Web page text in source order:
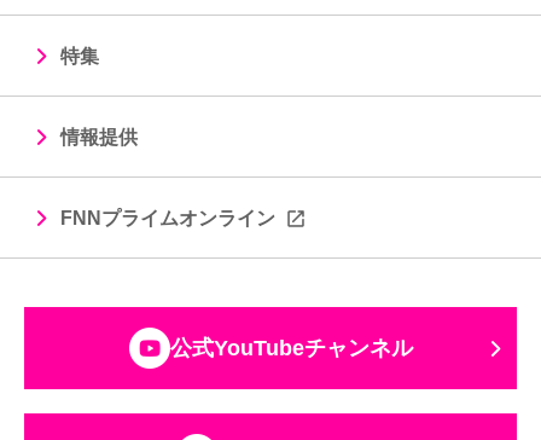
特集
情報提供
FNNプライムオンライン
公式YouTubeチャンネル